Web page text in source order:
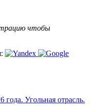
чтобы
года. Угольная отрасль.